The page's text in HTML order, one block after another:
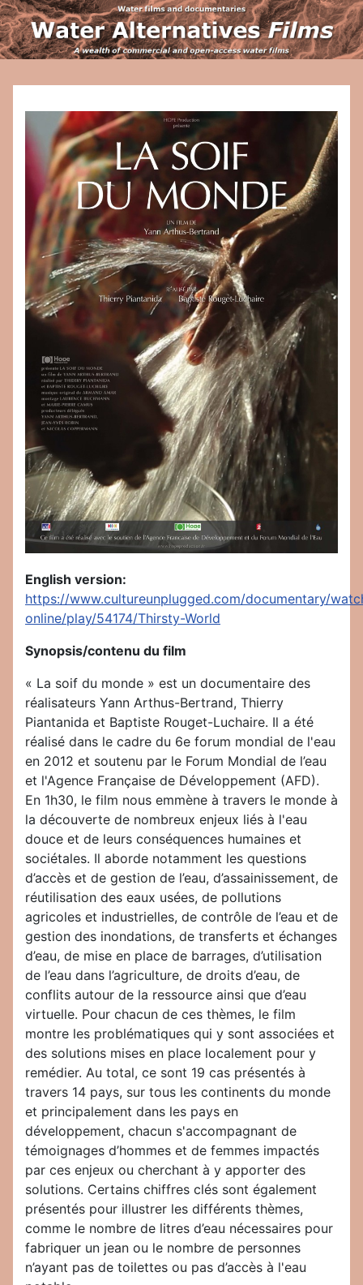
English version:
https://www.cultureunplugged.com/documentary/
online/play/54174/Thirsty-World
Synopsis/contenu du film
« La soif du monde » est un documentaire des
réalisateurs Yann Arthus-Bertrand, Thierry
Piantanida et Baptiste Rouget-Luchaire. Il a été
réalisé dans le cadre du 6e forum mondial de l'eau
en 2012 et soutenu par le Forum Mondial de l’eau
et l'Agence Française de Développement (AFD).
En 1h30, le film nous emmène à travers le monde à
la découverte de nombreux enjeux liés à l'eau
douce et de leurs conséquences humaines et
sociétales. Il aborde notamment les questions
d’accès et de gestion de l’eau, d’assainissement, de
réutilisation des eaux usées, de pollutions
agricoles et industrielles, de contrôle de l’eau et de
gestion des inondations, de transferts et échanges
d’eau, de mise en place de barrages, d’utilisation
de l’eau dans l’agriculture, de droits d’eau, de
conflits autour de la ressource ainsi que d’eau
virtuelle. Pour chacun de ces thèmes, le film
montre les problématiques qui y sont associées et
des solutions mises en place localement pour y
remédier. Au total, ce sont 19 cas présentés à
travers 14 pays, sur tous les continents du monde
et principalement dans les pays en
développement, chacun s'accompagnant de
témoignages d’hommes et de femmes impactés
par ces enjeux ou cherchant à y apporter des
solutions. Certains chiffres clés sont également
présentés pour illustrer les différents thèmes,
comme le nombre de litres d’eau nécessaires pour
fabriquer un jean ou le nombre de personnes
n’ayant pas de toilettes ou pas d’accès à l'eau